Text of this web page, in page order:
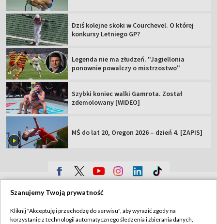
Dziś kolejne skoki w Courchevel. O której
konkursy Letniego GP?
Legenda nie ma złudzeń. "Jagiellonia
ponownie powalczy o mistrzostwo"
Szybki koniec walki Gamrota. Został
zdemolowany [WIDEO]
MŚ do lat 20, Oregon 2026 – dzień 4. [ZAPIS]
Sklep TVP
Polityka prywatności
Szanujemy Twoją prywatność
Kliknij "Akceptuję i przechodzę do serwisu", aby wyrazić zgody na
korzystanie z technologii automatycznego śledzenia i zbierania danych,